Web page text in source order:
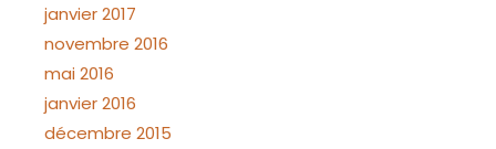
janvier 2017
novembre 2016
mai 2016
janvier 2016
décembre 2015